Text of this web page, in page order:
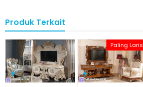
Produk Terkait
Paling Laris